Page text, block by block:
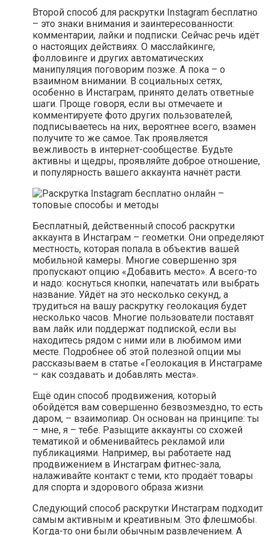
Второй способ для раскрутки Instagram бесплатно
– это знаки внимания и заинтересованности:
комментарии, лайки и подписки. Сейчас речь идёт
о настоящих действиях. О масслайкинге,
фолловинге и других автоматических
манипуляция поговорим позже. А пока – о
взаимном внимании. В социальных сетях,
особенно в Инстаграм, принято делать ответные
шаги. Проще говоря, если вы отмечаете и
комментируете фото других пользователей,
подписываетесь на них, вероятнее всего, взамен
получите то же самое. Так проявляется
вежливость в интернет-сообществе. Будьте
активны и щедры, проявляйте доброе отношение,
и популярность вашего аккаунта начнёт расти.
Бесплатный, действенный способ раскрутки
аккаунта в Инстаграм – геометки. Они определяют
местность, которая попала в объектив вашей
мобильной камеры. Многие совершенно зря
пропускают опцию «Добавить место». А всего-то
и надо: коснуться кнопки, напечатать или выбрать
название. Уйдёт на это несколько секунд, а
трудиться на вашу раскрутку геолокация будет
несколько часов. Многие пользователи поставят
вам лайк или поддержат подпиской, если вы
находитесь рядом с ними или в любимом ими
месте. Подробнее об этой полезной опции мы
рассказываем в статье «Геолокация в Инстаграме
– как создавать и добавлять места».
Ещё один способ продвижения, который
обойдётся вам совершенно безвозмездно, то есть
даром, – взаимопиар. Он основан на принципе: ты
– мне, я – тебе. Разыщите аккаунты со схожей
тематикой и обменивайтесь рекламой или
публикациями. Например, вы работаете над
продвижением в Инстаграм фитнес-зала,
налаживайте контакт с теми, кто продаёт товары
для спорта и здорового образа жизни.
Следующий способ раскрутки Инстаграм подходит
самым активным и креативным. Это флешмобы.
Когда-то они были обычным развлечением. А